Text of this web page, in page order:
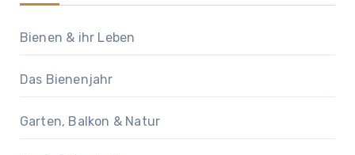
Bienen & ihr Leben
Das Bienenjahr
Garten, Balkon & Natur